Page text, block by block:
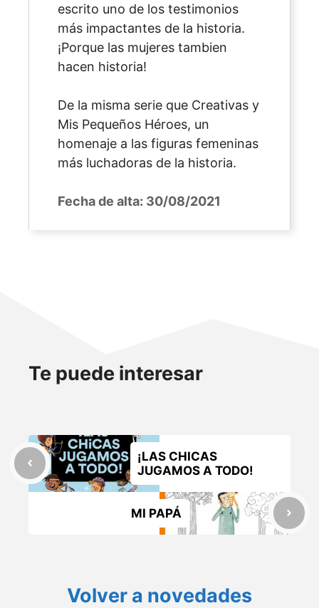
escrito uno de los testimonios
más impactantes de la historia.
¡Porque las mujeres tambien
hacen historia!
De la misma serie que Creativas y
Mis Pequeños Héroes, un
homenaje a las figuras femeninas
más luchadoras de la historia.
Fecha de alta: 30/08/2021
Te puede interesar
¡LAS CHICAS
JUGAMOS A TODO!
MI PAPÁ
Volver a novedades